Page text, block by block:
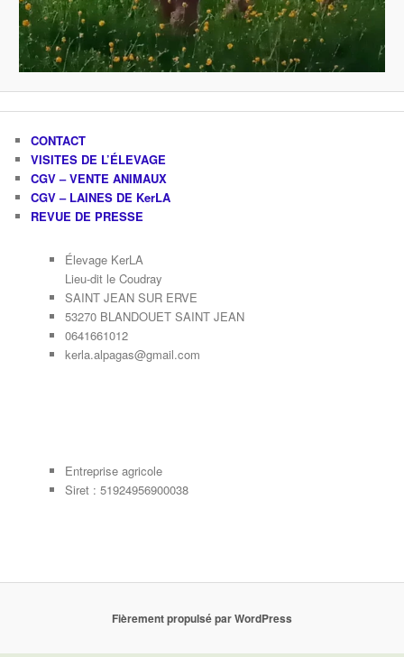
CONTACT
VISITES DE L’ÉLEVAGE
CGV – VENTE ANIMAUX
CGV – LAINES DE KerLA
REVUE DE PRESSE
Élevage KerLA
Lieu-dit le Coudray
SAINT JEAN SUR ERVE
53270 BLANDOUET SAINT JEAN
0641661012
kerla.alpagas@gmail.com
Entreprise agricole
Siret : 51924956900038
Fièrement propulsé par WordPress